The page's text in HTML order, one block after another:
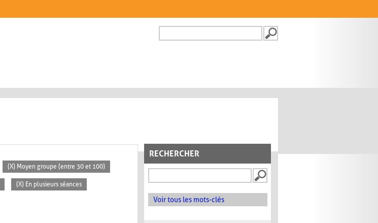
FORMULAIRE DE
RECHERCHER
Voir tous les mots-clés
(X) Moyen groupe (entre 30 et 100)
(X) En plusieurs séances